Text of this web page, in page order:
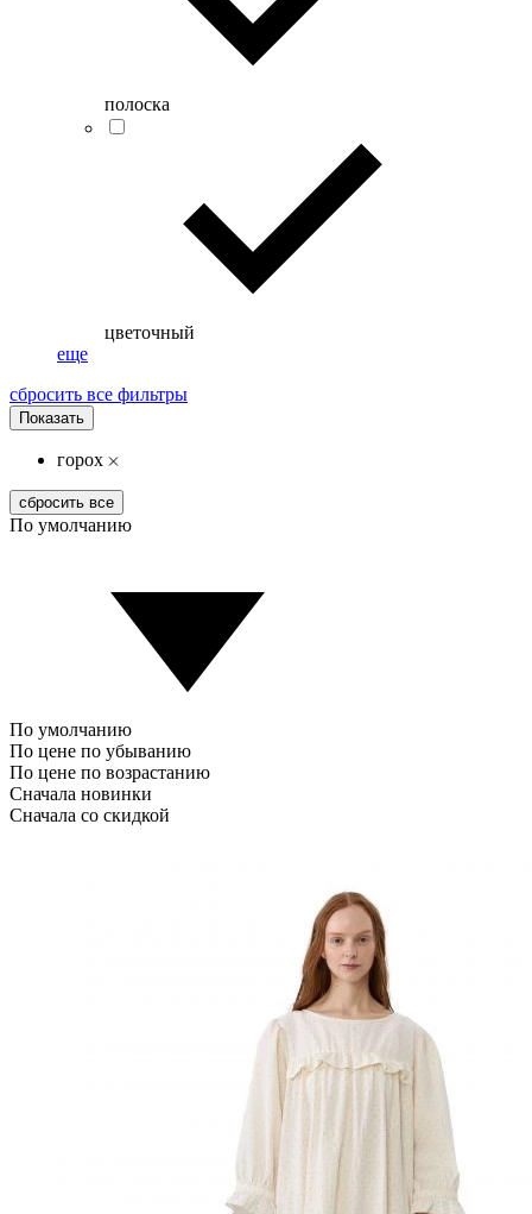
полоска
цветочный
еще
сбросить все фильтры
Показать
горох
сбросить все
По умолчанию
По умолчанию
По цене по убыванию
По цене по возрастанию
Сначала новинки
Сначала со скидкой